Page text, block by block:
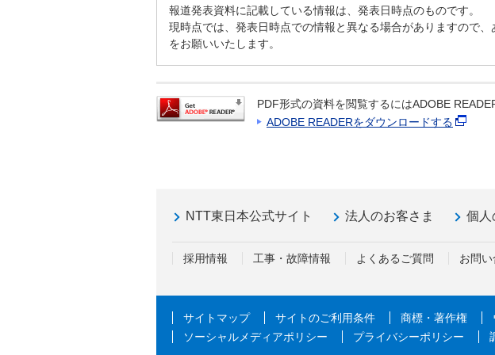
報道発表資料に記載している情報は、発表日時点のものです。
現時点では、発表日時点での情報と異なる場合がありますので
をお願いいたします。
PDF形式の資料を閲覧するにはADOBE
ADOBE READERをダウンロードする
NTT東日本公式サイト 法人のお客さま 個人
採用情報 工事・故障情報 よくあるご質問 お問
サイトマップ サイトのご利用条件 商標・著作権
ソーシャルメディアポリシー
プライバシーポリシー